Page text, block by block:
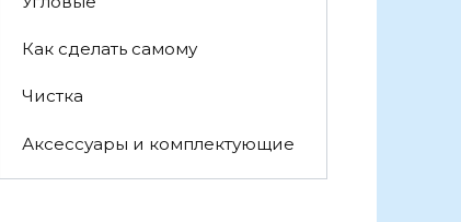
Как сделать самому
Чистка
Аксессуары и комплектующие